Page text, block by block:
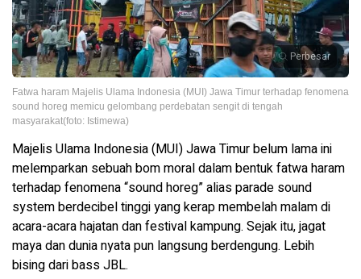
Perbesar
Fatwa haram Majelis Ulama Indonesia (MUI) Jawa Timur terhadap fenomena
sound horeg memicu gelombang perdebatan sengit di tengah
masyarakat(foto: Istimewa)
Majelis Ulama Indonesia (MUI) Jawa Timur belum lama ini
melemparkan sebuah bom moral dalam bentuk fatwa haram
terhadap fenomena “sound horeg” alias parade sound
system berdecibel tinggi yang kerap membelah malam di
acara-acara hajatan dan festival kampung. Sejak itu, jagat
maya dan dunia nyata pun langsung berdengung. Lebih
bising dari bass JBL.